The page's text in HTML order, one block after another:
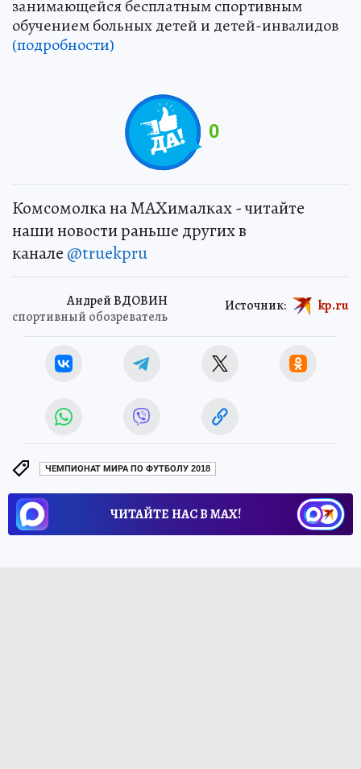
занимающейся бесплатным спортивным
обучением больных детей и детей-инвалидов
(подробности)
0
Комсомолка на MAXималках - читайте
наши новости раньше других в
канале @truekpru
Андрей ВДОВИН
спортивный обозреватель
Источник: kp.ru
ЧЕМПИОНАТ МИРА ПО ФУТБОЛУ 2018
ЧИТАЙТЕ НАС В МАХ!